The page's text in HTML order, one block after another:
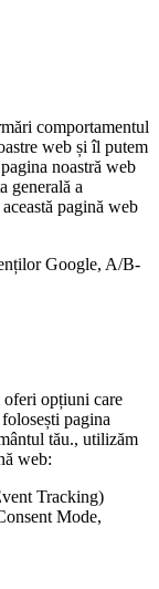
comportamentul
web și îl putem
noastră web
generală a
pagină web
Google, A/B-
oferi opțiuni care
pagina
tău., utilizăm
web:
Tracking)
Mode,